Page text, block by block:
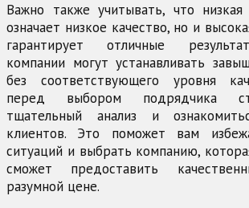
Важно также учитывать, что
означает низкое качество, но и
гарантирует отличные
компании могут устанавливать
без соответствующего уровня
перед выбором подрядчика
тщательный анализ и
клиентов. Это поможет вам
ситуаций и выбрать компанию,
сможет предоставить
разумной цене.